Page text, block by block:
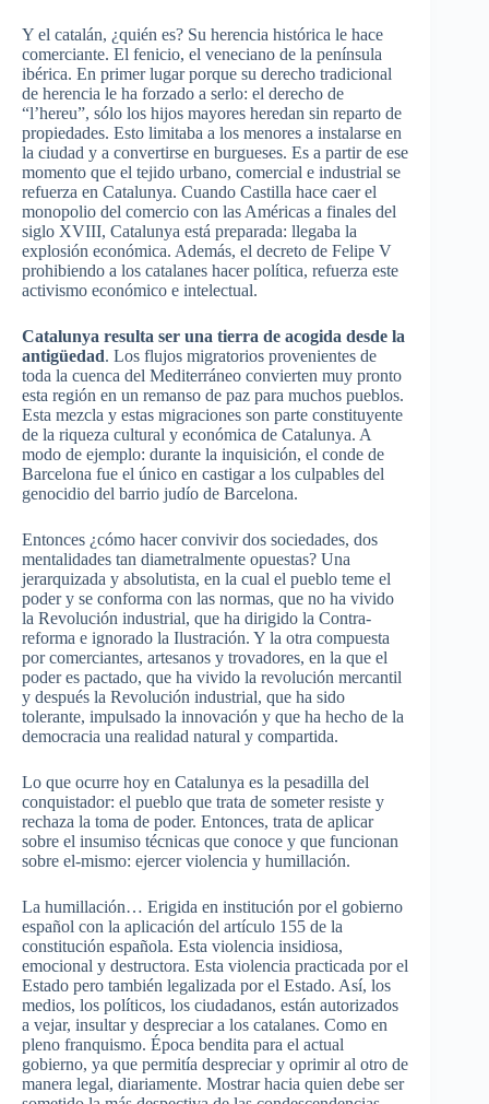
Y el catalán, ¿quién es? Su herencia histórica le hace
comerciante. El fenicio, el veneciano de la península
ibérica. En primer lugar porque su derecho tradicional
de herencia le ha forzado a serlo: el derecho de
“l’hereu”, sólo los hijos mayores heredan sin reparto de
propiedades. Esto limitaba a los menores a instalarse en
la ciudad y a convertirse en burgueses. Es a partir de ese
momento que el tejido urbano, comercial e industrial se
refuerza en Catalunya. Cuando Castilla hace caer el
monopolio del comercio con las Américas a finales del
siglo XVIII, Catalunya está preparada: llegaba la
explosión económica. Además, el decreto de Felipe V
prohibiendo a los catalanes hacer política, refuerza este
activismo económico e intelectual.
Catalunya resulta ser una tierra de acogida desde la
antigüedad. Los flujos migratorios provenientes de
toda la cuenca del Mediterráneo convierten muy pronto
esta región en un remanso de paz para muchos pueblos.
Esta mezcla y estas migraciones son parte constituyente
de la riqueza cultural y económica de Catalunya. A
modo de ejemplo: durante la inquisición, el conde de
Barcelona fue el único en castigar a los culpables del
genocidio del barrio judío de Barcelona.
Entonces ¿cómo hacer convivir dos sociedades, dos
mentalidades tan diametralmente opuestas? Una
jerarquizada y absolutista, en la cual el pueblo teme el
poder y se conforma con las normas, que no ha vivido
la Revolución industrial, que ha dirigido la Contra-
reforma e ignorado la Ilustración. Y la otra compuesta
por comerciantes, artesanos y trovadores, en la que el
poder es pactado, que ha vivido la revolución mercantil
y después la Revolución industrial, que ha sido
tolerante, impulsado la innovación y que ha hecho de la
democracia una realidad natural y compartida.
Lo que ocurre hoy en Catalunya es la pesadilla del
conquistador: el pueblo que trata de someter resiste y
rechaza la toma de poder. Entonces, trata de aplicar
sobre el insumiso técnicas que conoce y que funcionan
sobre el-mismo: ejercer violencia y humillación.
La humillación… Erigida en institución por el gobierno
español con la aplicación del artículo 155 de la
constitución española. Esta violencia insidiosa,
emocional y destructora. Esta violencia practicada por el
Estado pero también legalizada por el Estado. Así, los
medios, los políticos, los ciudadanos, están autorizados
a vejar, insultar y despreciar a los catalanes. Como en
pleno franquismo. Época bendita para el actual
gobierno, ya que permitía despreciar y oprimir al otro de
manera legal, diariamente. Mostrar hacia quien debe ser